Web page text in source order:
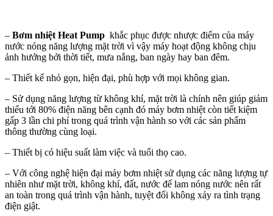
– Bơm nhiệt Heat Pump khắc phục được nhược điểm của máy
nước nóng năng lượng mặt trời vì vậy máy hoạt động không chịu
ảnh hưởng bởi thời tiết, mưa nắng, ban ngày hay ban đêm.
– Thiết kế nhỏ gọn, hiện đại, phù hợp với mọi không gian.
– Sử dụng năng lượng từ không khí, mặt trời là chính nên giúp giảm
thiểu tới 80% điện năng bên cạnh đó máy bơm nhiệt còn tiết kiệm
gấp 3 lần chi phí trong quá trình vận hành so với các sản phẩm
thông thường cùng loại.
– Thiết bị có hiệu suất làm việc và tuổi thọ cao.
– Với công nghệ hiện đại máy bơm nhiệt sử dụng các năng lượng tự
nhiên như mặt trời, không khí, đất, nước để lam nóng nước nên rất
an toàn trong quá trình vận hành, tuyệt đối không xảy ra tình trạng
điện giật.